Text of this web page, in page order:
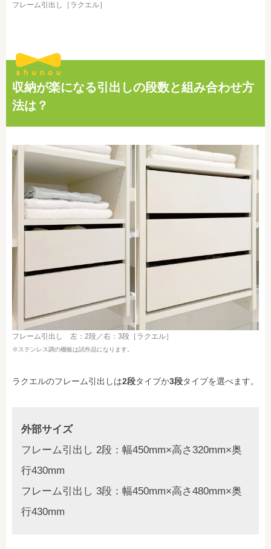
フレーム引出し［ラクエル］
収納が楽になる引出しの段数と組み合わせ方
法は？
フレーム引出し 左：2段／右：3段［ラクエル］
※ステンレス調の棚板は試作品になります。
ラクエルのフレーム引出しは2段タイプか3段タイプを選べます。
外部サイズ
フレーム引出し 2段：幅450mm×高さ320mm×奥
行430mm
フレーム引出し 3段：幅450mm×高さ480mm×奥
行430mm